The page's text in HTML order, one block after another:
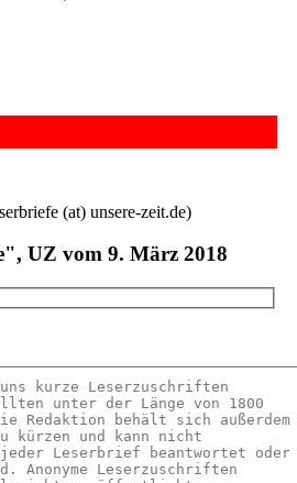
(at) unsere-zeit.de)
UZ vom 9. März 2018